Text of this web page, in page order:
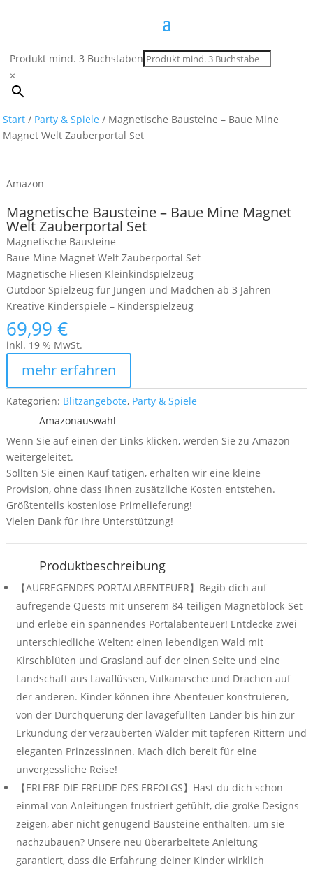
Produkt mind. 3 Buchstaben
×
Start / Party & Spiele / Magnetische Bausteine – Baue Mine
Magnet Welt Zauberportal Set
Amazon
Magnetische Bausteine – Baue Mine Magnet
Welt Zauberportal Set
Magnetische Bausteine
Baue Mine Magnet Welt Zauberportal Set
Magnetische Fliesen Kleinkindspielzeug
Outdoor Spielzeug für Jungen und Mädchen ab 3 Jahren
Kreative Kinderspiele – Kinderspielzeug
69,99 €
inkl. 19 % MwSt.
mehr erfahren
Kategorien: Blitzangebote, Party & Spiele
Amazonauswahl
Wenn Sie auf einen der Links klicken, werden Sie zu Amazon
weitergeleitet.
Sollten Sie einen Kauf tätigen, erhalten wir eine kleine
Provision, ohne dass Ihnen zusätzliche Kosten entstehen.
Größtenteils kostenlose Primelieferung!
Vielen Dank für Ihre Unterstützung!
Produktbeschreibung
【AUFREGENDES PORTALABENTEUER】Begib dich auf
aufregende Quests mit unserem 84-teiligen Magnetblock-Set
und erlebe ein spannendes Portalabenteuer! Entdecke zwei
unterschiedliche Welten: einen lebendigen Wald mit
Kirschblüten und Grasland auf der einen Seite und eine
Landschaft aus Lavaflüssen, Vulkanasche und Drachen auf
der anderen. Kinder können ihre Abenteuer konstruieren,
von der Durchquerung der lavagefüllten Länder bis hin zur
Erkundung der verzauberten Wälder mit tapferen Rittern und
eleganten Prinzessinnen. Mach dich bereit für eine
unvergessliche Reise!
【ERLEBE DIE FREUDE DES ERFOLGS】Hast du dich schon
einmal von Anleitungen frustriert gefühlt, die große Designs
zeigen, aber nicht genügend Bausteine enthalten, um sie
nachzubauen? Unsere neu überarbeitete Anleitung
garantiert, dass die Erfahrung deiner Kinder wirklich